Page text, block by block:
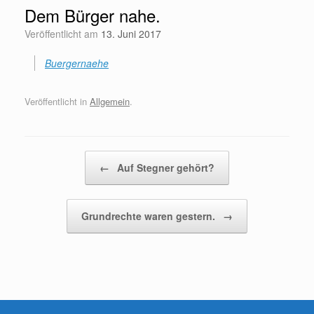
Dem Bürger nahe.
Veröffentlicht am 13. Juni 2017
Buergernaehe
Veröffentlicht in Allgemein.
← Auf Stegner gehört?
Grundrechte waren gestern. →